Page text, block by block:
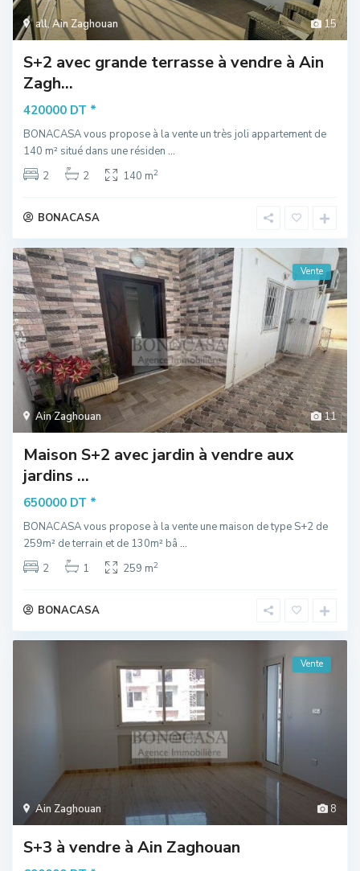
15
all,Ain Zaghouan
S+2 avec grande terrasse à vendre à Ain
Zagh...
420000 DT *
BONACASA vous propose à la vente un très joli appartement de
140 m² situé dans une résiden ...
2
2 140 m2
BONACASA
11
Ain Zaghouan
Vente
Maison S+2 avec jardin à vendre aux
jardins ...
650000 DT *
BONACASA vous propose à la vente une maison de type S+2 de
259m² de terrain et de 130m² bâ ...
2
1 259 m2
BONACASA
8
Ain Zaghouan
Vente
S+3 à vendre à Ain Zaghouan